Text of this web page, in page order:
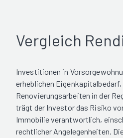
Vergleich
Investitionen in
erheblichen
Renovierungsarbeiten in der
trägt der Investor das Risiko
Immobilie verantwortlich,
rechtlicher Angelegenheiten.